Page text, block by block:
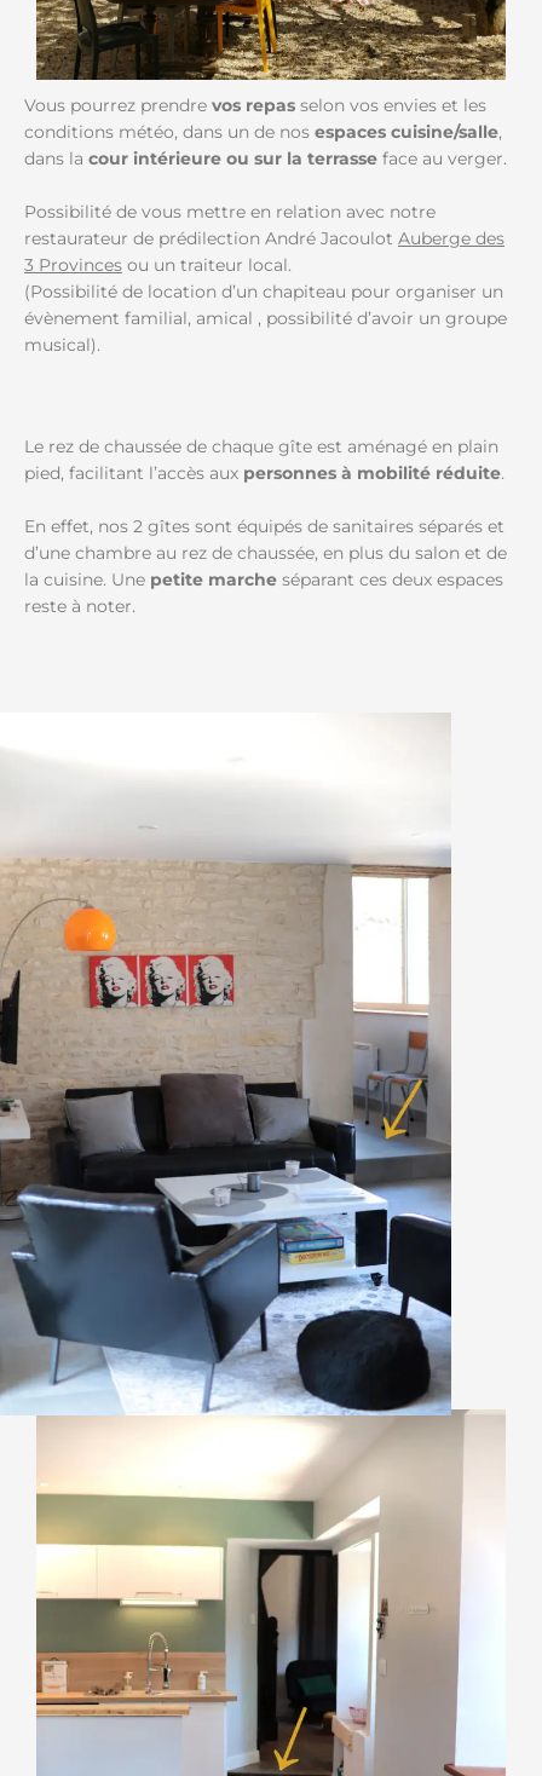
Vous pourrez prendre vos repas selon vos envies et les
conditions météo, dans un de nos espaces cuisine/salle,
dans la cour intérieure ou sur la terrasse face au verger.
Possibilité de vous mettre en relation avec notre
restaurateur de prédilection André Jacoulot Auberge des
3 Provinces ou un traiteur local.
(Possibilité de location d’un chapiteau pour organiser un
évènement familial, amical , possibilité d’avoir un groupe
musical).
Le rez de chaussée de chaque gîte est aménagé en plain
pied, facilitant l’accès aux personnes à mobilité réduite.
En effet, nos 2 gîtes sont équipés de sanitaires séparés et
d’une chambre au rez de chaussée, en plus du salon et de
la cuisine. Une petite marche séparant ces deux espaces
reste à noter.